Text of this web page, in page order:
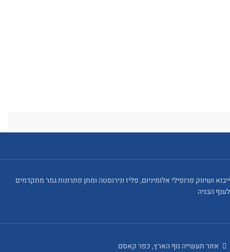
ייבוא ושיווק פרופילי אלומיניום, פליז ונירוסטה ומתן פתרונות גמר מתקדמים
לענף הבניה
אזור תעשייה נוף הארץ, כפר קאסם